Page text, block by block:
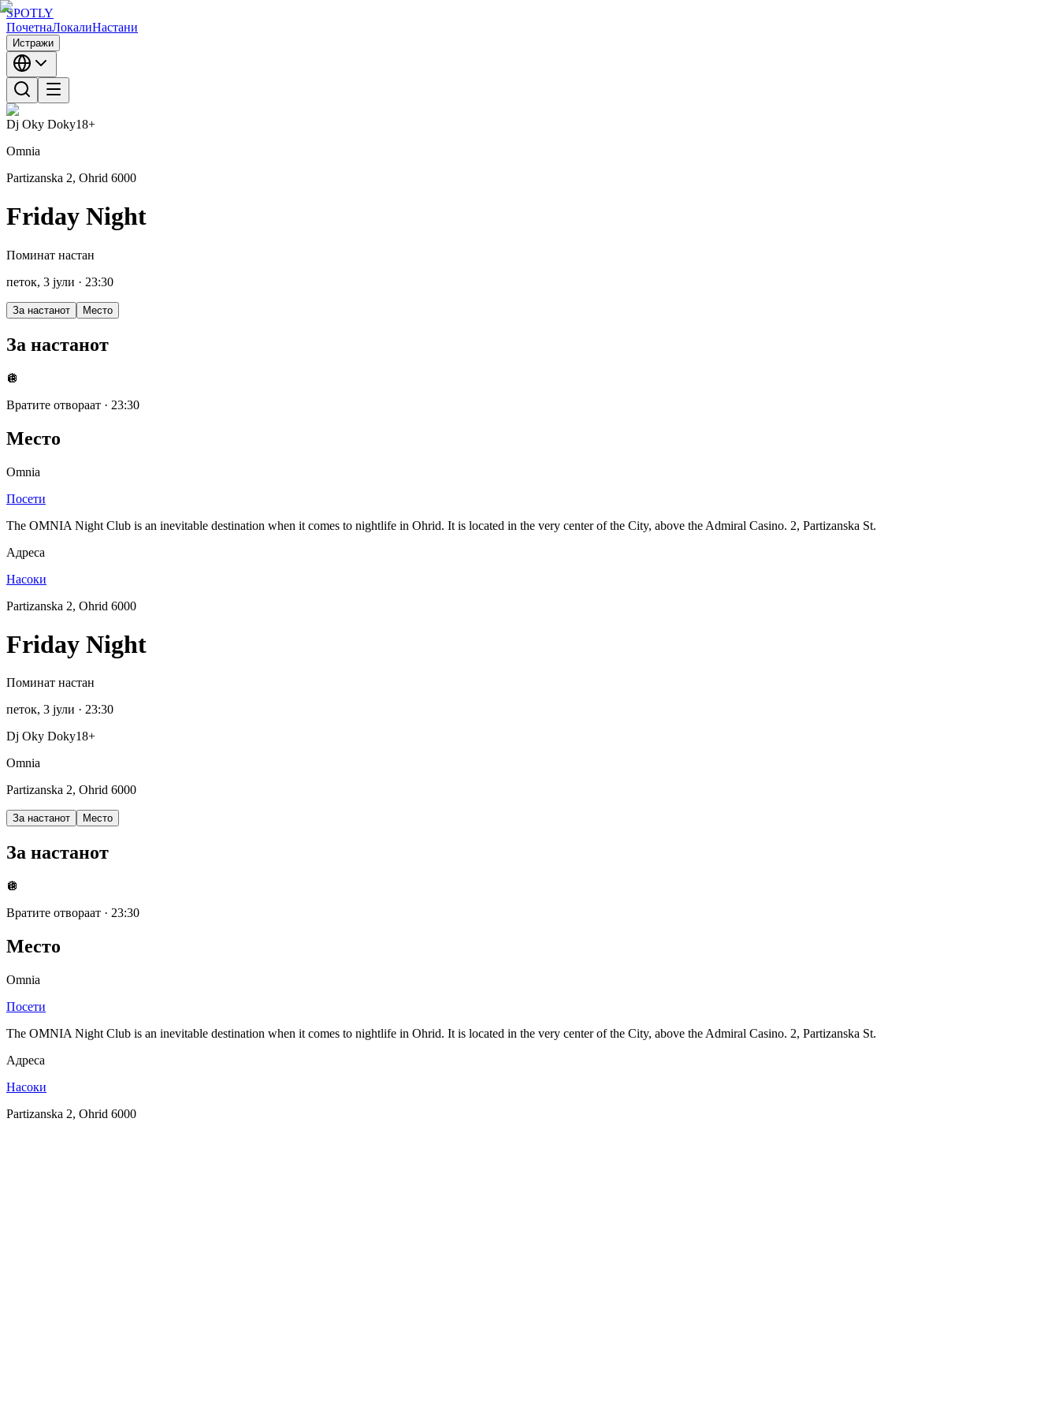
SPOTLY
ПочетнаЛокалиНастани
Истражи
Dj Oky Doky18+
Omnia
Partizanska 2, Ohrid 6000
Friday Night
Поминат настан
петок, 3 јули · 23:30
За настанот Место
За настанот
🪩
Вратите отвораат · 23:30
Место
Omnia
Посети
The OMNIA Night Club is an inevitable destination when it comes to nightlife in Ohrid. It is located in the very center of the City, above the Admiral Casino. 2, Partizanska St.
Адреса
Насоки
Partizanska 2, Ohrid 6000
Friday Night
Поминат настан
петок, 3 јули · 23:30
Dj Oky Doky18+
Omnia
Partizanska 2, Ohrid 6000
За настанот Место
За настанот
🪩
Вратите отвораат · 23:30
Место
Omnia
Посети
The OMNIA Night Club is an inevitable destination when it comes to nightlife in Ohrid. It is located in the very center of the City, above the Admiral Casino. 2, Partizanska St.
Адреса
Насоки
Partizanska 2, Ohrid 6000